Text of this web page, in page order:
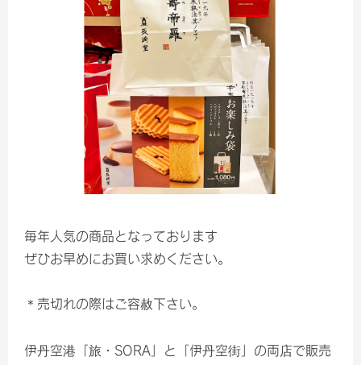
毎年人気の商品となっております
ぜひお早めにお買い求めください。
＊売切れの際はご容赦下さい。
伊丹空港「旅・SORA」と「伊丹空街」の両店で販売